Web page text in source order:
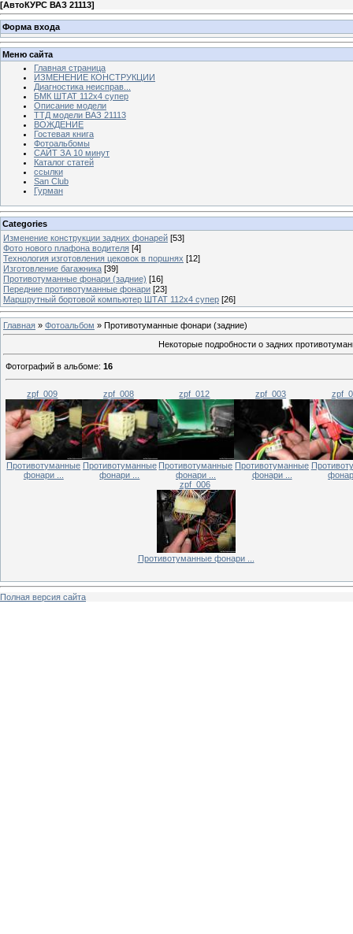
[АвтоКУРС ВАЗ 21113]
Форма входа
Меню сайта
Главная страница
ИЗМЕНЕНИЕ КОНСТРУКЦИИ
Диагностика неисправ...
БМК ШТАТ 112х4 супер
Описание модели
ТТД модели ВАЗ 21113
ВОЖДЕНИЕ
Гостевая книга
Фотоальбомы
САЙТ ЗА 10 минут
Каталог статей
ссылки
San Club
Гурман
Categories
Изменение конструкции задних фонарей [53]
Фото нового плафона водителя [4]
Технология изготовления цековок в поршнях [12]
Изготовление багажника [39]
Противотуманные фонари (задние) [16]
Передние противотуманные фонари [23]
Маршрутный бортовой компьютер ШТАТ 112х4 супер [26]
Главная » Фотоальбом » Противотуманные фонари (задние)
Некоторые подробности о задних
Фотографий в альбоме: 16
zpf_009
Противотуманные
фонари ...
zpf_008
Противотуманные
фонари ...
zpf_012
Противотуманные
фонари ...
zpf_003
Противотуманные
фонари ...
zpf_006
Противотуманные фонари ...
Полная версия сайта